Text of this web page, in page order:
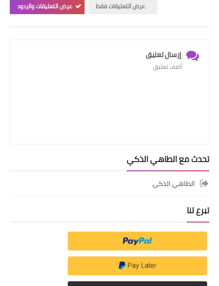
عرض التعليقات فقط
عرض التعليقات والردود
إرسال تعليق
أضف تعليق
تحدث مع الطاهي الذكي
الطاهي الذكي
تبرع لنا